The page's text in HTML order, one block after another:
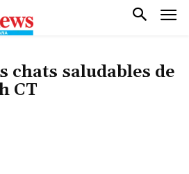
chats saludables de
CT